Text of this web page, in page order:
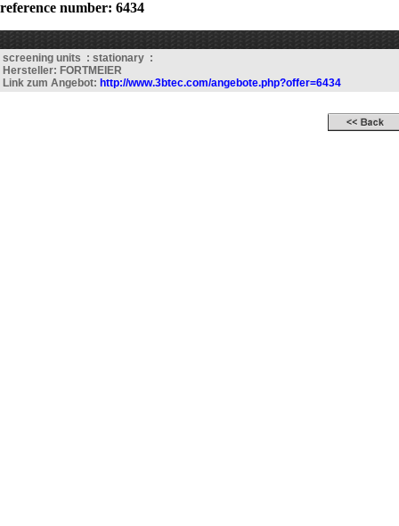
reference number: 6434
screening units : stationary :
Hersteller: FORTMEIER
Link zum Angebot: http://www.3btec.com/angebote.php?offer=6434